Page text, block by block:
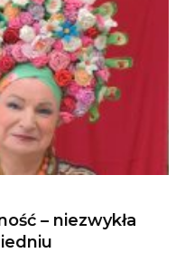
– niezwykła